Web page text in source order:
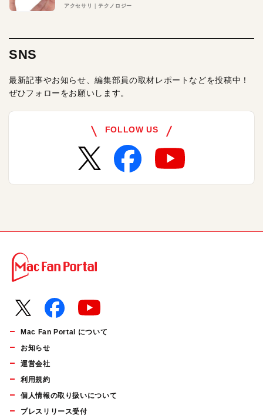
アクセサリ テクノロジー
SNS
最新記事やお知らせ、編集部員の取材レポートなどを投稿中！
ぜひフォローをお願いします。
FOLLOW US
Mac Fan Portal について
お知らせ
運営会社
利用規約
個人情報の取り扱いについて
プレスリリース受付